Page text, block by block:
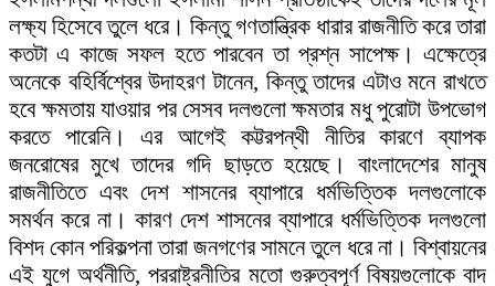
লক্ষ্য হিসেবে তুলে ধরে। কিন্তু গণতান্ত্রিক ধারার রাজনীতি করে তারা
কতটা এ কাজে সফল হতে পারবেন তা প্রশ্ন সাপেক্ষ। এক্ষেত্রে
অনেকে বহির্বিশ্বের উদাহরণ টানেন, কিন্তু তাদের এটাও মনে রাখতে
হবে ক্ষমতায় যাওয়ার পর সেসব দলগুলো ক্ষমতার মধু পুরোটা উপভোগ
করতে পারেনি। এর আগেই কট্টরপন্থী নীতির কারণে ব্যাপক
জনরোষের মুখে তাদের গদি ছাড়তে হয়েছে। বাংলাদেশের মানুষ
রাজনীতিতে এবং দেশ শাসনের ব্যাপারে ধর্মভিত্তিক দলগুলোকে
সমর্থন করে না। কারণ দেশ শাসনের ব্যাপারে ধর্মভিত্তিক দলগুলো
বিশদ কোন পরিকল্পনা তারা জনগণের সামনে তুলে ধরে না। বিশ্বায়নের
এই যুগে অর্থনীতি, পররাষ্ট্রনীতির মতো গুরুত্বপূর্ণ বিষয়গুলোকে বাদ